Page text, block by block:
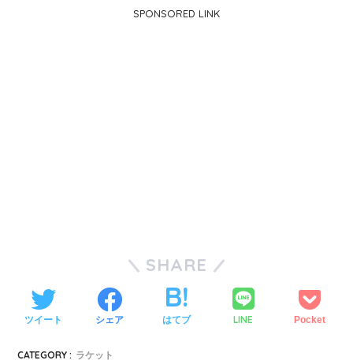
SPONSORED LINK
SHARE
ツイート シェア はてブ LINE Pocket
CATEGORY : ラケット